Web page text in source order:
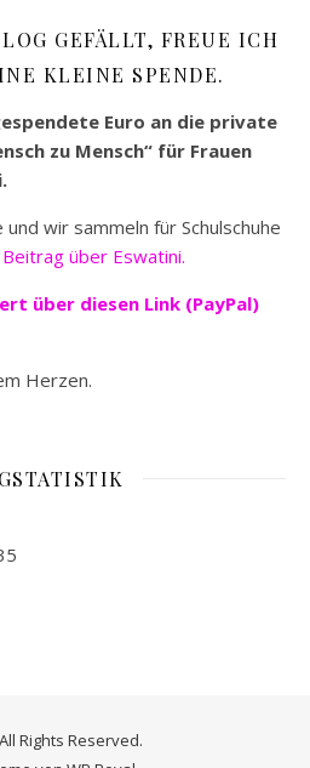
GEFÄLLT, FREUE ICH
KLEINE SPENDE.
Euro an die private
zu Mensch“ für Frauen
wir sammeln für Schulschuhe
Beitrag über Eswatini.
über diesen Link (PayPal)
Herzen.
Rights Reserved.